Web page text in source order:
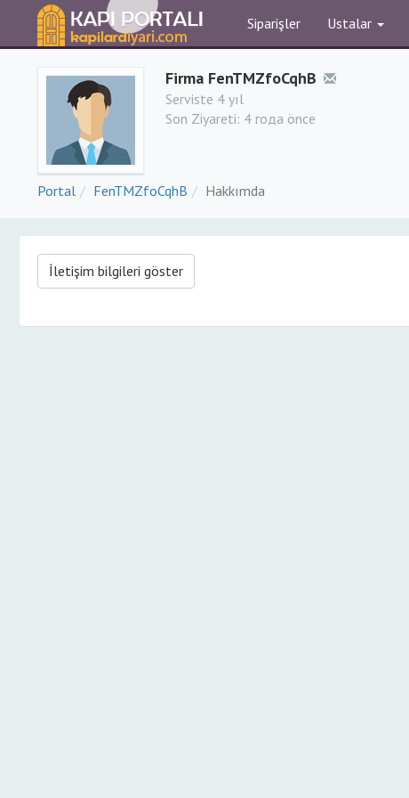
Siparişler Ustalar
Firma FenTMZfoCqhB
Serviste 4 yıl
Son Ziyareti: 4 года önce
Portal FenTMZfoCqhB Hakkımda
İletişim bilgileri göster